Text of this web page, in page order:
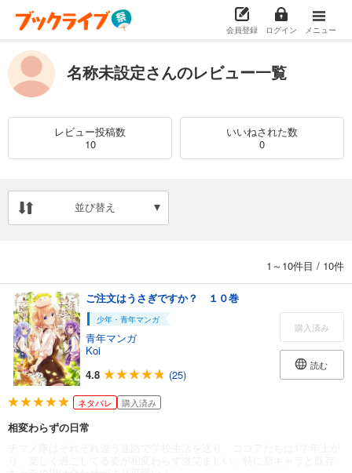
会員登録 ログイン メニュー
名称未設定さんのレビュー一覧
レビュー投稿数
10
いいねされた数
0
並び替え
1～10件目 / 10件
ご注文はうさぎですか？ １０巻
少年・青年マンガ
青年マンガ
Koi
4.8
(25)
購入済み
読む
ネタバレ 購入済み
相変わらずの日常